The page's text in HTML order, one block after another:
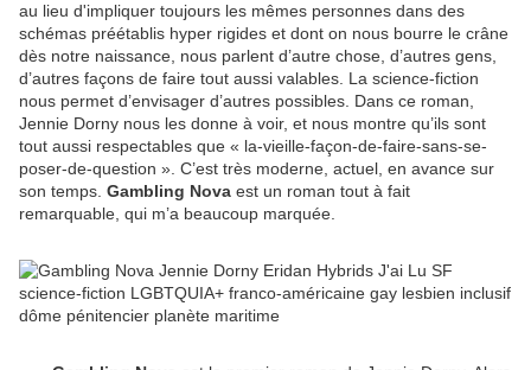
au lieu d'impliquer toujours les mêmes personnes dans des
schémas préétablis hyper rigides et dont on nous bourre le crâne
dès notre naissance, nous parlent d’autre chose, d’autres gens,
d’autres façons de faire tout aussi valables. La science-fiction
nous permet d’envisager d’autres possibles. Dans ce roman,
Jennie Dorny nous les donne à voir, et nous montre qu’ils sont
tout aussi respectables que « la-vieille-façon-de-faire-sans-se-
poser-de-question ». C’est très moderne, actuel, en avance sur
son temps. Gambling Nova est un roman tout à fait
remarquable, qui m’a beaucoup marquée.